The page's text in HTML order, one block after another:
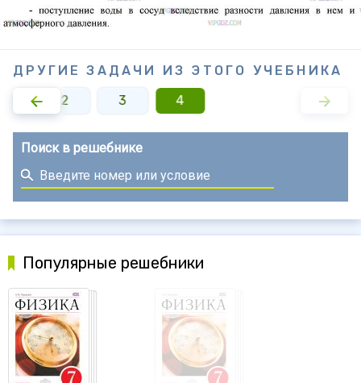
ДРУГИЕ ЗАДАЧИ ИЗ ЭТОГО УЧЕБНИКА
2 3 4
Поиск в решебнике
Популярные решебники